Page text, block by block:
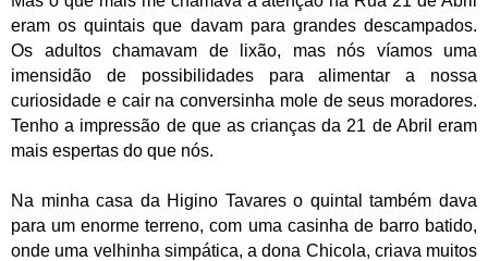
eram os quintais que davam para grandes descampados.
Os adultos chamavam de lixão, mas nós víamos uma
imensidão de possibilidades para alimentar a nossa
curiosidade e cair na conversinha mole de seus moradores.
Tenho a impressão de que as crianças da 21 de Abril eram
mais espertas do que nós.
Na minha casa da Higino Tavares o quintal também dava
para um enorme terreno, com uma casinha de barro batido,
onde uma velhinha simpática, a dona Chicola, criava muitos